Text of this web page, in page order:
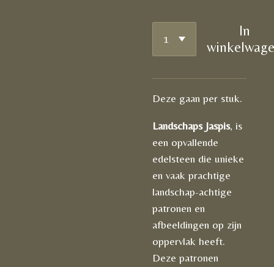
In
Deze gaan per stuk.
Landschaps Jaspis, is
een opvallende
edelsteen die unieke
en vaak prachtige
landschap-achtige
patronen en
afbeeldingen op zijn
oppervlak heeft.
Deze patronen